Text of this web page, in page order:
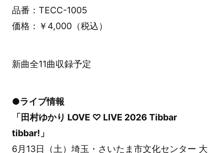
品番：TECC-1005
価格：￥4,000（税込）
新曲全11曲収録予定
●ライブ情報
「田村ゆかり LOVE ♡ LIVE 2026 Tibbar
tibbar!」
6月13日（土）埼玉・さいたま市文化センター 大